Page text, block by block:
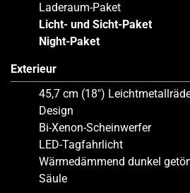
Laderaum-Paket
Licht- und Sicht-Paket
Night-Paket
Exterieur
45,7 cm (18″)
Design
Bi-Xenon-Scheinwerfer
LED-Tagfahrlicht
Wärmedämmend dunkel
Säule